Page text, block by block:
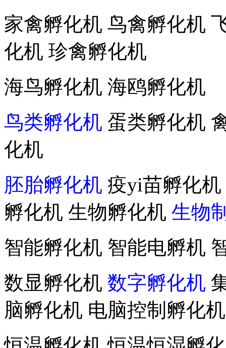
家禽孵化机 鸟禽孵化机
化机 珍禽孵化机
海鸟孵化机 海鸥孵化机
鸟类孵化机 蛋类孵化机
化机
胚胎孵化机 疫yi苗孵化
孵化机 生物孵化机 生物
智能孵化机 智能电孵机
数显孵化机 数字孵化机
脑孵化机 电脑控制孵化